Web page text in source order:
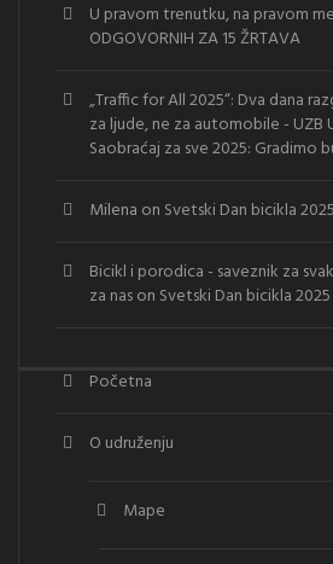
U pravom trenutku, na pravom
ODGOVORNIH ZA 15 ŽRTAVA
„Traffic for All 2025“: Dva dana
za ljude, ne za automobile - UZB
Saobraćaj za sve 2025: Gradimo
Milena on Svetski Dan bicikla 2025
Bicikl i porodica - saveznik za
za nason Svetski Dan bicikla 2025
Početna
O udruženju
Mape